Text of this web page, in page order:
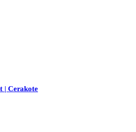
| Cerakote